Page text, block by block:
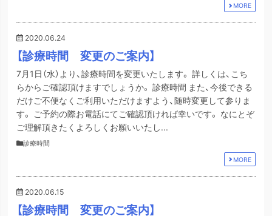
MORE
2020.06.24
【診療時間 変更のご案内】
7月1日（水）より、診療時間を変更いたします。 詳しくは、こち
らからご確認頂けますでしょうか。 診療時間 また、今後できる
だけご不便なくご利用いただけますよう、随時変更して参りま
す。 ご予約の際お電話にてご確認頂ければ幸いです。 なにとぞ
ご理解頂きたくよろしくお願いいたし...
診療時間
MORE
2020.06.15
【診療時間 変更のご案内】